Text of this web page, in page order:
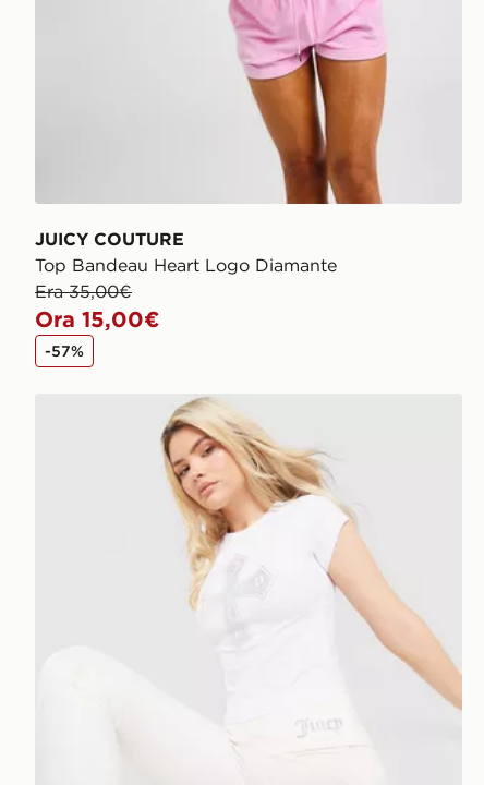
JUICY COUTURE
Top Bandeau Heart Logo Diamante
Era 35,00€
Ora 15,00€
-57%
JUICY COUTURE Maglietta Baby Cross Diamante